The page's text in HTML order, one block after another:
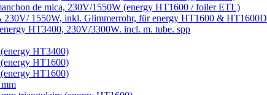
de mica, 230V/1550W (energy HT1600 / foiler ETL)
230V/ 1550W, inkl. Glimmerrohr, für energy HT1600 & HT1600D
HT3400, 230V/3300W. incl. m. tube. spp
HT3400)
HT1600)
HT1600)